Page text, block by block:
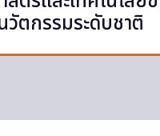
วัตกรรมระดับชาติ